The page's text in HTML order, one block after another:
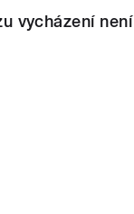
vycházení není